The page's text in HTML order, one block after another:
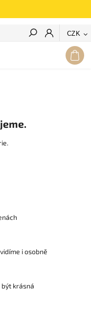
CZK
Hledat
i osobně
být krásná